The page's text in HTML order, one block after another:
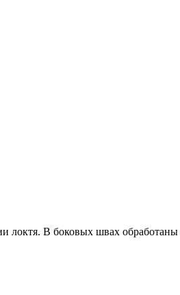
локтя. В боковых швах